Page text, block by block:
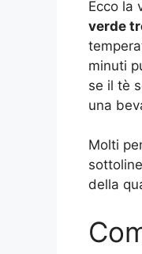
Ecco la
verde
minuti
se il tè
una
Molti
della